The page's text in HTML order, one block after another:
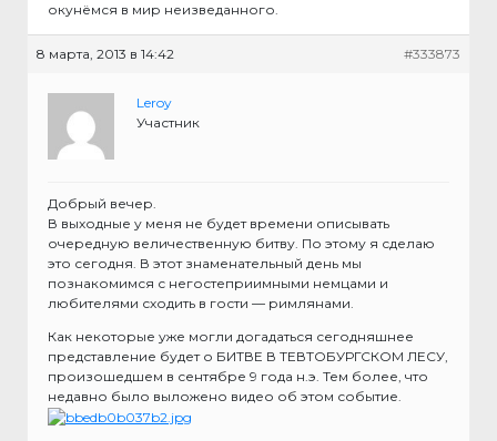
окунёмся в мир неизведанного.
8 марта, 2013 в 14:42 #333873
Leroy
Участник
Добрый вечер.
В выходные у меня не будет времени описывать
очередную величественную битву. По этому я сделаю
это сегодня. В этот знаменательный день мы
познакомимся с негостеприимными немцами и
любителями сходить в гости — римлянами.
Как некоторые уже могли догадаться сегодняшнее
представление будет о БИТВЕ В ТЕВТОБУРГСКОМ ЛЕСУ,
произошедшем в сентябре 9 года н.э. Тем более, что
недавно было выложено видео об этом событие.